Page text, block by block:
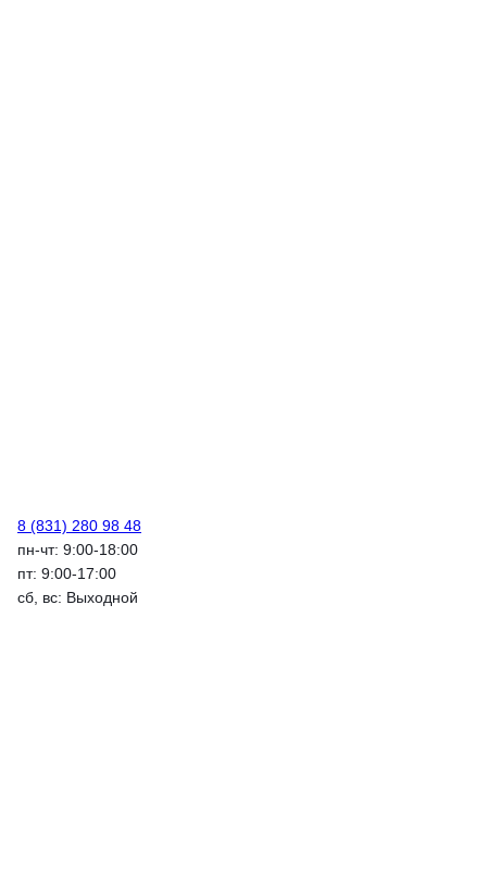
8 (831) 280 98 48
пн-чт: 9:00-18:00
пт: 9:00-17:00
сб, вс: Выходной